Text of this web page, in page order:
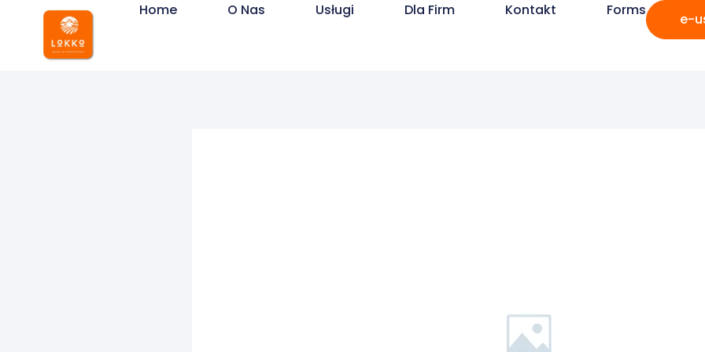
Home O Nas Usługi Dla Firm Kontakt Forms
e-